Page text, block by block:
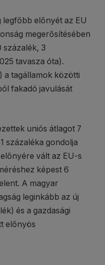
legfőbb előnyét az EU
megerősítésében
százalék, 3
tavasza óta).
a tagállamok közötti
fakadó javulását
uniós átlagot 7
százaléka gondolja
vált az EU-s
képest 6
A magyar
leginkább az új
és a gazdasági
előnyös